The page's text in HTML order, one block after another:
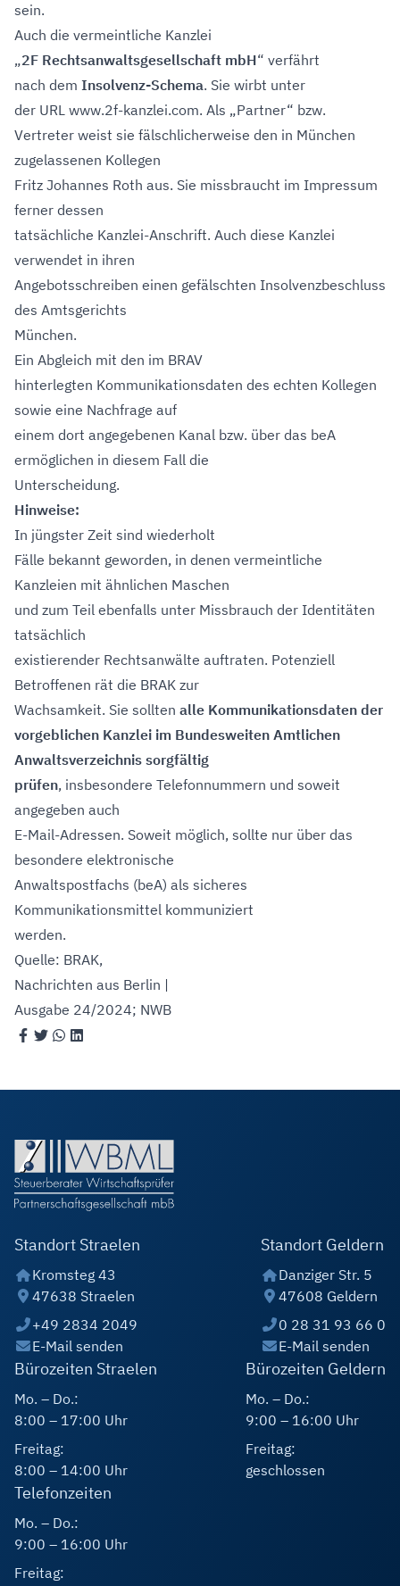
sein.
Auch die vermeintliche Kanzlei
„2F Rechtsanwaltsgesellschaft mbH“ verfährt
nach dem Insolvenz-Schema. Sie wirbt unter
der URL www.2f-kanzlei.com. Als „Partner“ bzw.
Vertreter weist sie fälschlicherweise den in München
zugelassenen Kollegen
Fritz Johannes Roth aus. Sie missbraucht im Impressum
ferner dessen
tatsächliche Kanzlei-Anschrift. Auch diese Kanzlei
verwendet in ihren
Angebotsschreiben einen gefälschten Insolvenzbeschluss
des Amtsgerichts
München.
Ein Abgleich mit den im BRAV
hinterlegten Kommunikationsdaten des echten Kollegen
sowie eine Nachfrage auf
einem dort angegebenen Kanal bzw. über das beA
ermöglichen in diesem Fall die
Unterscheidung.
Hinweise:
In jüngster Zeit sind wiederholt
Fälle bekannt geworden, in denen vermeintliche
Kanzleien mit ähnlichen Maschen
und zum Teil ebenfalls unter Missbrauch der Identitäten
tatsächlich
existierender Rechtsanwälte auftraten. Potenziell
Betroffenen rät die BRAK zur
Wachsamkeit. Sie sollten alle Kommunikationsdaten der
vorgeblichen Kanzlei im Bundesweiten Amtlichen
Anwaltsverzeichnis sorgfältig
prüfen, insbesondere Telefonnummern und soweit
angegeben auch
E-Mail-Adressen. Soweit möglich, sollte nur über das
besondere elektronische
Anwaltspostfachs (beA) als sicheres
Kommunikationsmittel kommuniziert
werden.
Quelle: BRAK,
Nachrichten aus Berlin |
Ausgabe 24/2024; NWB
Standort Straelen
Kromsteg 43
47638 Straelen
+49 2834 2049
E-Mail senden
Standort Geldern
Danziger Str. 5
47608 Geldern
0 28 31 93 66 0
E-Mail senden
Bürozeiten Straelen
Mo. – Do.:
8:00 – 17:00 Uhr
Freitag:
8:00 – 14:00 Uhr
Bürozeiten Geldern
Mo. – Do.:
9:00 – 16:00 Uhr
Freitag:
geschlossen
Telefonzeiten
Mo. – Do.:
9:00 – 16:00 Uhr
Freitag: